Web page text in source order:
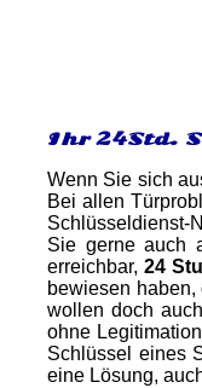
Ihr 24Std.
Wenn Sie sich
Bei allen
Schlüsseldienst-
Sie gerne auch
erreichbar,24
bewiesen
wollen doch
ohne
Schlüssel eines
eine Lösung,